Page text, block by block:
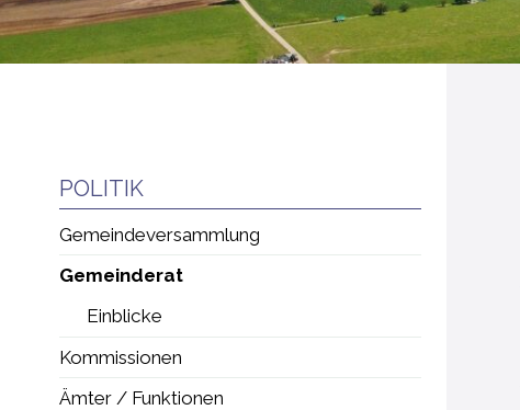
Subnavigation
POLITIK
Gemeindeversammlung
Gemeinderat
Einblicke
Kommissionen
Ämter / Funktionen